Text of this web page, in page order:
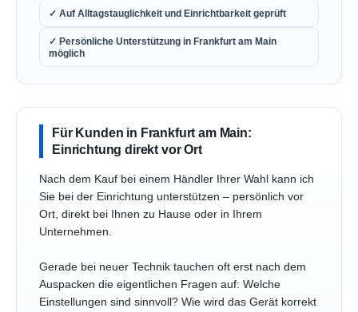
✓ Auf Alltagstauglichkeit und Einrichtbarkeit geprüft
✓ Persönliche Unterstützung in Frankfurt am Main
möglich
Für Kunden in Frankfurt am Main:
Einrichtung direkt vor Ort
Nach dem Kauf bei einem Händler Ihrer Wahl kann ich
Sie bei der Einrichtung unterstützen – persönlich vor
Ort, direkt bei Ihnen zu Hause oder in Ihrem
Unternehmen.
Gerade bei neuer Technik tauchen oft erst nach dem
Auspacken die eigentlichen Fragen auf: Welche
Einstellungen sind sinnvoll? Wie wird das Gerät korrekt